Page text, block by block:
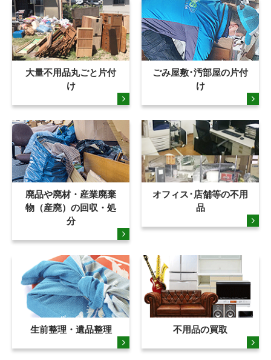
大量不用品丸ごと片付
け
ごみ屋敷･汚部屋の片付
け
廃品や廃材・産業廃棄
物（産廃）の回収・処
分
オフィス･店舗等の不用
品
生前整理・遺品整理 不用品の買取